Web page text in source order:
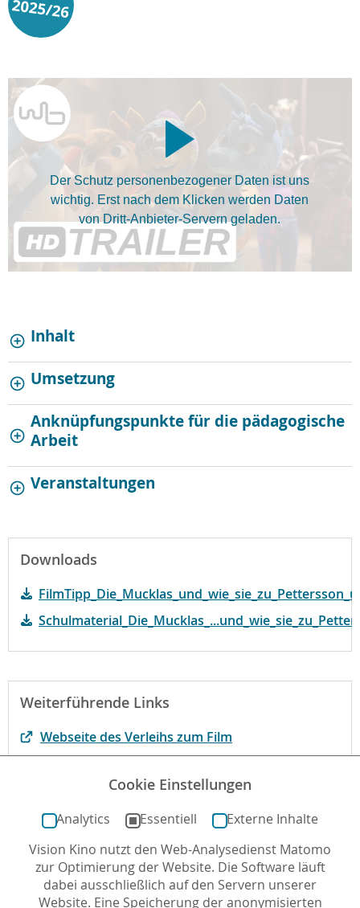
Der Schutz personenbezogener Daten ist uns
wichtig. Erst nach dem Klicken werden Daten
von Dritt-Anbieter-Servern geladen.
Inhalt
Umsetzung
Anknüpfungspunkte für die pädagogische
Arbeit
Veranstaltungen
Downloads
Weiterführende Links
Webseite des Verleihs zum Film
Begründung der fbw
Autor*in: Christian Horn , 28.09.2022 , letzte
Aktualisierung: 12.01.2024
Cookie Einstellungen
Analytics Essentiell
Externe Inhalte
Vision Kino nutzt den Web-Analysedienst Matomo
zur Optimierung der Website. Die Software läuft
dabei ausschließlich auf den Servern unserer
Website. Eine Speicherung der anonymisierten